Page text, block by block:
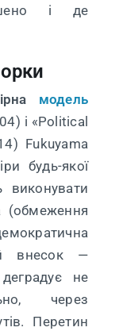
і де
модель
і «Political
Fukuyama
будь-якої
виконувати
(обмеження
внесок —
не
через
Перетин